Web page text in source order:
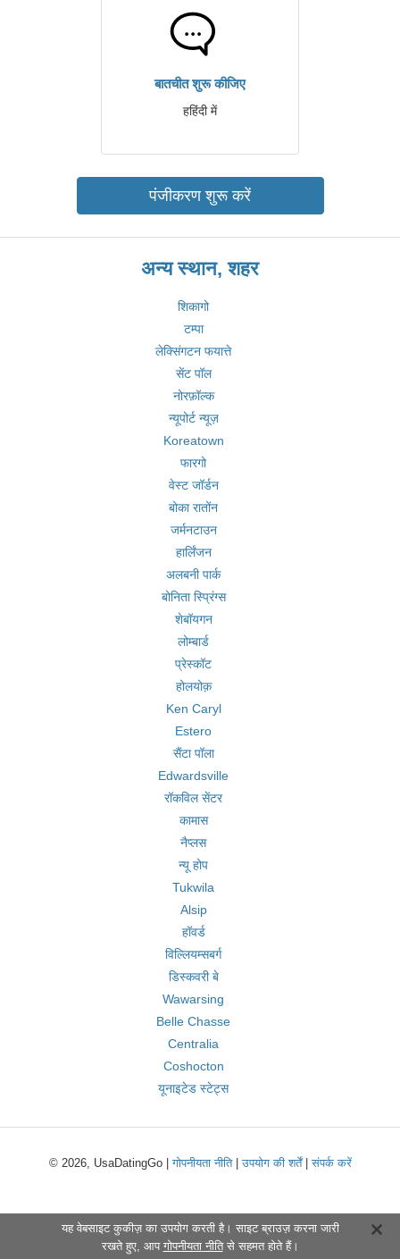
बातचीत शुरू कीजिए
हहिंदी में
पंजीकरण शुरू करें
अन्य स्थान, शहर
शिकागो
टम्पा
लेक्सिंगटन फयात्ते
सेंट पॉल
नोरफ़ॉल्क
न्यूपोर्ट न्यूज़
Koreatown
फारगो
वेस्ट जॉर्डन
बोका रातोंन
जर्मनटाउन
हार्लिंजन
अलबनी पार्क
बोनिता स्प्रिंग्स
शेबॉयगन
लोम्बार्ड
प्रेस्कॉट
होलयोक़
Ken Caryl
Estero
सैंटा पॉला
Edwardsville
रॉकविल सेंटर
कामास
नैप्लस
न्यू होप
Tukwila
Alsip
हॉवर्ड
विल्लियम्सबर्ग
डिस्कवरी बे
Wawarsing
Belle Chasse
Centralia
Coshocton
यूनाइटेड स्टेट्स
© 2026, UsaDatingGo |गोपनीयता नीति|उपयोग की शर्तें|संपर्क करें
यह वेबसाइट कुकीज़ का उपयोग करती है। साइट ब्राउज़ करना जारी
रखते हुए, आप गोपनीयता नीतिसे सहमत होते हैं।